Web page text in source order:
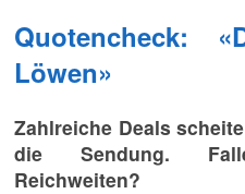
Quotencheck:
Löwen»
Zahlreiche Deals
die Sendung.
Reichweiten?